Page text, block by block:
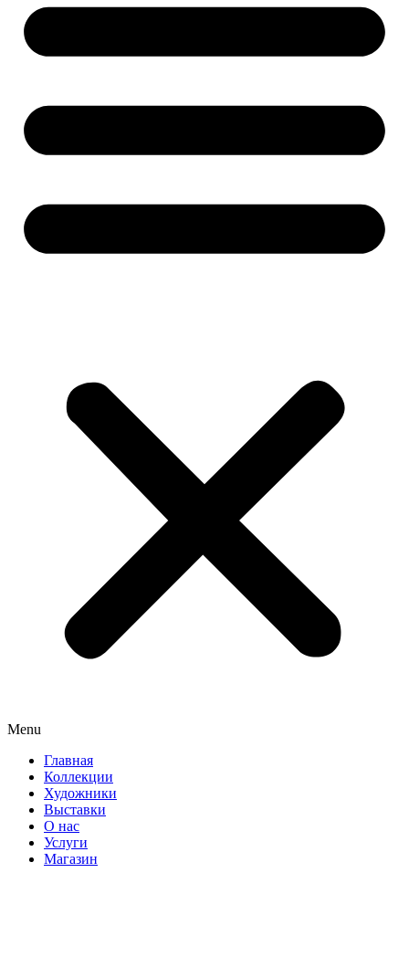
Menu
Главная
Коллекции
Художники
Выставки
О нас
Услуги
Магазин